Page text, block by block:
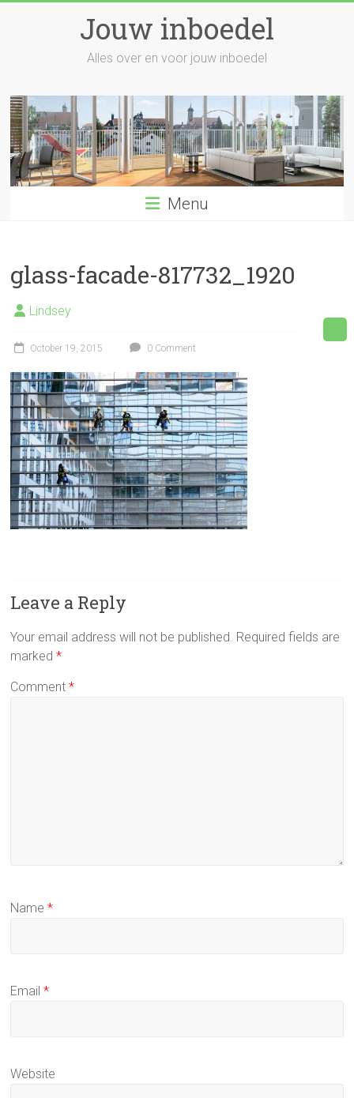
Jouw inboedel
Alles over en voor jouw inboedel
Menu
glass-facade-817732_1920
Lindsey
October 19, 2015 0 Comment
Leave a Reply
Your email address will not be published. Required fields are
marked*
Comment*
Name*
Email*
Website